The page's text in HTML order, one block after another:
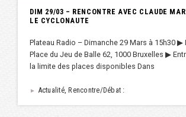
DIM 29/03 – RENCONTRE AVEC CLAUDE
LE CYCLONAUTE
Plateau Radio – Dimanche 29 Mars à 15h30 ▶︎
Place du Jeu de Balle 62, 1000 Bruxelles ▶︎
la limite des places disponibles Dans
► Actualité, Rencontre/Débat :